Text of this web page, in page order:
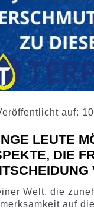
auf:
LEUTE
DIE
Welt, die
auf